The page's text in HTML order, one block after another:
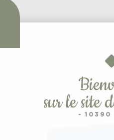
sur le site
- 10390